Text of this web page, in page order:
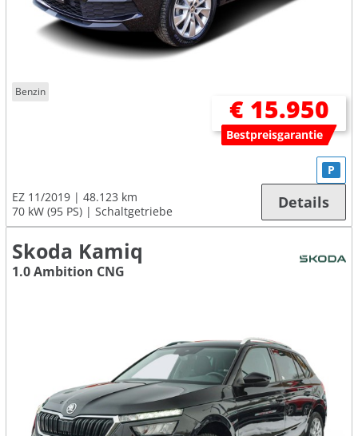
Benzin
€ 15.950
Bestpreisgarantie
EZ 11/2019
48.123 km
70 kW (95 PS)
Schaltgetriebe
P
Details
Skoda Kamiq
1.0 Ambition CNG